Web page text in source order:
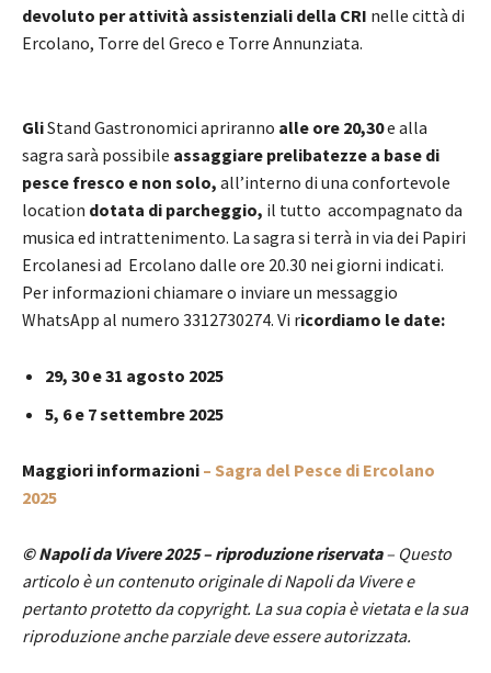
devoluto per attività assistenziali della CRI nelle città di
Ercolano, Torre del Greco e Torre Annunziata.
GliStand Gastronomici apriranno alle ore 20,30e alla
sagra sarà possibile assaggiare prelibatezze a base di
pesce fresco e non solo, all’interno di una confortevole
location dotata di parcheggio, il tutto accompagnato da
musica ed intrattenimento. La sagra si terrà in via dei Papiri
Ercolanesi ad Ercolano dalle ore 20.30 nei giorni indicati.
Per informazioni chiamare o inviare un messaggio
WhatsApp al numero 3312730274. Vi ricordiamo le date:
29, 30 e 31 agosto 2025
5, 6 e 7 settembre 2025
Maggiori informazioni – Sagra del Pesce di Ercolano
2025
© Napoli da Vivere 2025 – riproduzione riservata– Questo
articolo è un contenuto originale di Napoli da Vivere e
pertanto protetto da copyright. La sua copia è vietata e la sua
riproduzione anche parziale deve essere autorizzata.